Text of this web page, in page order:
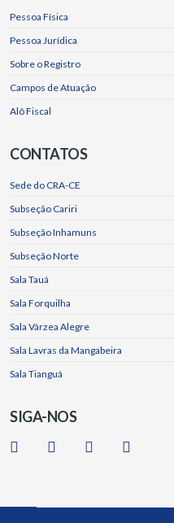
Pessoa Física
Pessoa Jurídica
Sobre o Registro
Campos de Atuação
Alô Fiscal
CONTATOS
Sede do CRA-CE
Subseção Cariri
Subseção Inhamuns
Subseção Norte
Sala Tauá
Sala Forquilha
Sala Várzea Alegre
Sala Lavras da Mangabeira
Sala Tianguá
SIGA-NOS